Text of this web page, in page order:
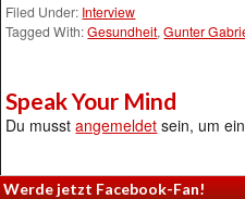
Filed Under: Interview
Tagged With:Gesundheit,Gunter
Speak Your Mind
Du musstangemeldet sein, um
Werde jetzt Facebook-Fan!